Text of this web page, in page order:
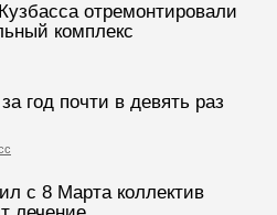
отремонтировали
комплекс
год почти в девять раз
с 8 Марта коллектив